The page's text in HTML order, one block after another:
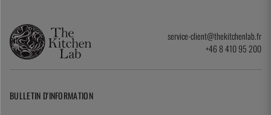
service-client@thekitchenlab.fr
+46 8 410 95 200
BULLETIN D'INFORMATION